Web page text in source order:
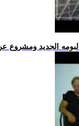
الجديد ومشروع